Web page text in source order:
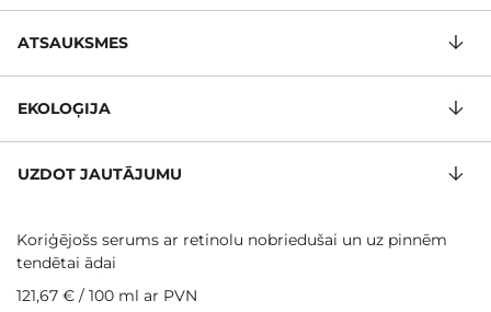
ATSAUKSMES
EKOLOĢIJA
UZDOT JAUTĀJUMU
Koriģējošs serums ar retinolu nobriedušai un uz pinnēm
tendētai ādai
121,67 € / 100 ml ar PVN